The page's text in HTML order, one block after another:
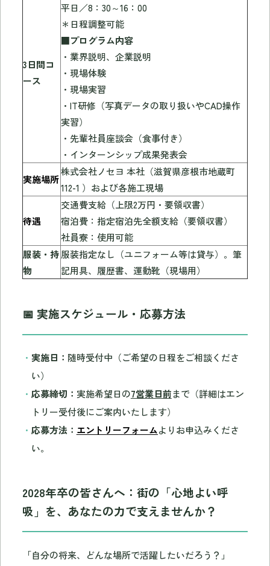
3日間コ
ース
平日／8：30～16：00
＊日程調整可能
■プログラム内容
・業界説明、企業説明
・現場体験
・現場実習
・IT研修（写真データの取り扱いやCAD操作
実習）
・先輩社員座談会（食事付き）
・インターンシップ成果発表会
実施場所
株式会社ノセヨ 本社（滋賀県彦根市地蔵町
112-1 ）および各施工現場
待遇
交通費支給（上限2万円・要領収書）
宿泊費：指定宿泊先全額支給（要領収書）
社員寮：使用可能
服装・持
物
服装指定なし（ユニフォーム等は貸与）。筆
記用具、履歴書、運動靴（現場用）
📅 実施スケジュール・応募方法
実施日： 随時受付中（ご希望の日程をご相談くださ
い）
応募締切： 実施希望日の7営業日前まで（詳細はエン
トリー受付後にご案内いたします）
応募方法： エントリーフォームよりお申込みくださ
い。
2028年卒の皆さんへ：街の「心地よい呼
吸」を、あなたの力で支えませんか？
「自分の将来、どんな場所で活躍したいだろう？」